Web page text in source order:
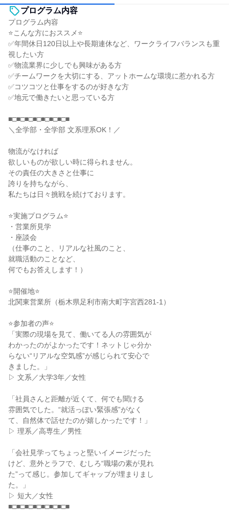
プログラム内容
プログラム内容
⭐こんな方におススメ⭐
✅年間休日120日以上や長期連休など、ワークライフバランスも重
視したい方
✅物流業界に少しでも興味がある方
✅チームワークを大切にする、アットホームな環境に惹かれる方
✅コツコツと仕事をするのが好きな方
✅地元で働きたいと思っている方
■□■□■□■□■□■□■□■
＼全学部・全学部 文系理系OK！／
物流がなければ
欲しいものが欲しい時に得られません。
その責任の大きさと仕事に
誇りを持ちながら、
私たちは日々挑戦を続けております。
⭐実施プログラム⭐
・営業所見学
・座談会
（仕事のこと、リアルな社風のこと、
就職活動のことなど、
何でもお答えします！）
⭐開催地⭐
北関東営業所（栃木県足利市南大町字宮西281-1）
⭐参加者の声⭐
「実際の現場を見て、働いてる人の雰囲気が
わかったのがよかったです！ネットじゃ分か
らない“リアルな空気感”が感じられて安心で
きました。」
▷ 文系／大学3年／女性
「社員さんと距離が近くて、何でも聞ける
雰囲気でした。“就活っぽい緊張感”がなく
て、自然体で話せたのが嬉しかったです！」
▷ 理系／高専生／男性
「会社見学ってちょっと堅いイメージだった
けど、意外とラフで、むしろ“職場の素が見れ
た”って感じ。参加してギャップが埋まりまし
た。」
▷ 短大／女性
■□■□■□■□■□■□■□■